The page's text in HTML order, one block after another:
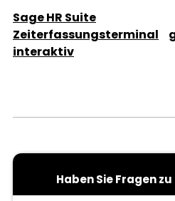
Sage HR Suite
Zeiterfassungsterminal
interaktiv
Haben Sie Fragen